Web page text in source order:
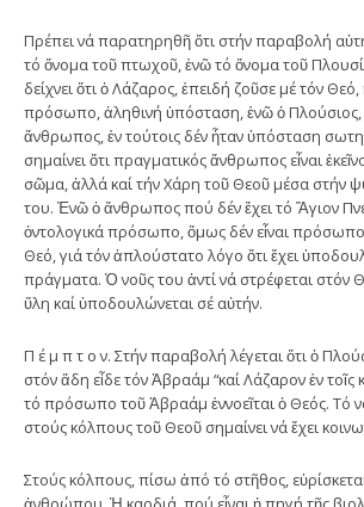
Πρέπει νά παρατηρηθῆ ὅτι στήν παραβολή
τό ὄνομα τοῦ πτωχοῦ, ἐνῶ τό ὄνομα τοῦ
δείχνει ὅτι ὁ Λάζαρος, ἐπειδή ζοῦσε μέ τόν
πρόσωπο, ἀληθινή ὑπόσταση, ἐνῶ ὁ Πλούσιος,
ἄνθρωπος, ἐν τούτοις δέν ἦταν ὑπόσταση
σημαίνει ὅτι πραγματικός ἄνθρωπος εἶναι
σῶμα, ἀλλά καί τήν Χάρη τοῦ Θεοῦ μέσα στήν
του. Ἐνῶ ὁ ἄνθρωπος πού δέν ἔχει τό Ἅγιον
ὀντολογικά πρόσωπο, ὅμως δέν εἶναι πρόσωπο
Θεό, γιά τόν ἁπλούστατο λόγο ὅτι ἔχει
πράγματα. Ὁ νοῦς του ἀντί νά στρέφεται στόν
ὕλη καί ὑποδουλώνεται σέ αὐτήν.
Π έ μ π τ ο ν. Στήν παραβολή λέγεται ὅτι ὁ
στόν ἅδη εἶδε τόν Ἀβραάμ “καί Λάζαρον ἐν τοῖς
τό πρόσωπο τοῦ Ἀβραάμ ἐννοεῖται ὁ Θεός. Τό
στούς κόλπους τοῦ Θεοῦ σημαίνει νά ἔχει
Στούς κόλπους, πίσω ἀπό τό στῆθος,